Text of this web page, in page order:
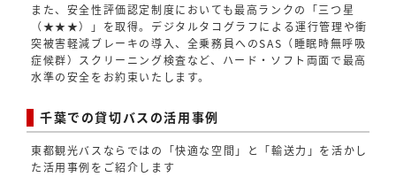
また、安全性評価認定制度においても最高ランクの「三つ星
（★★★）」を取得。デジタルタコグラフによる運行管理や衝
突被害軽減ブレーキの導入、全乗務員へのSAS（睡眠時無呼吸
症候群）スクリーニング検査など、ハード・ソフト両面で最高
水準の安全をお約束いたします。
千葉での貸切バスの活用事例
東都観光バスならではの「快適な空間」と「輸送力」を活かし
た活用事例をご紹介します